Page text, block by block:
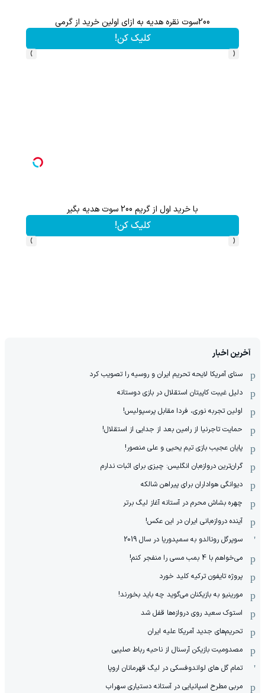
200سوت نقره هدیه به ازای اولین خرید از گرمی
کلیک کن!
‹
›
با خرید اول از گریم 200 سوت هدیه بگیر
کلیک کن!
‹
›
آخرین اخبار
سنای آمریکا لایحه تحریم ایران و روسیه را تصویب کرد
دلیل غیبت کاپیتان استقلال در بازی دوستانه
اولین تجربه نوری، فردا مقابل پرسپولیس!
حمایت تاجرنیا از رامین بعد از جدایی از استقلال!
پایان عجیب بازی تیم یحیی و علی منصور!
گران‌ترین دروازه‌بان انگلیس: چیزی برای اثبات ندارم
دیوانگی هواداران برای پیراهن شالکه
چهره بشاش محرم در آستانه آغاز لیگ برتر
آینده دروازه‌بانی ایران در این عکس!
سوپرگل رونالدو به سمپدوریا در سال 2019
می‌خواهم با 4 بمب مسی را منفجر کنم!
پروژه تایفون ترکیه کلید خورد
مورینیو به بازیکنان می‌گوید چه باید بخورند!
استوک سعید روی دروازه‌ها قفل شد
تحریم‌های جدید آمریکا علیه ایران
مصدومیت بازیکن آرسنال از ناحیه رباط صلیبی
تمام گل های لواندوفسکی در لیگ قهرمانان اروپا
مربی مطرح اسپانیایی در آستانه دستیاری سهراب